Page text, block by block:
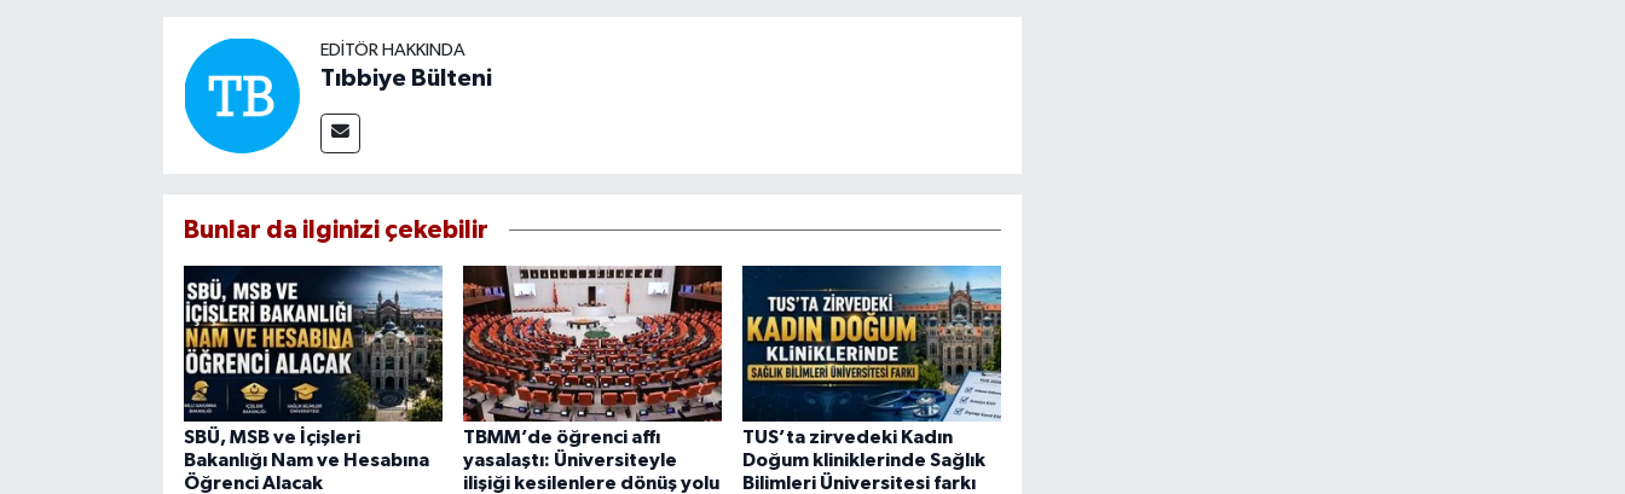
EDITÖR HAKKINDA
Tıbbiye Bülteni
Bunlar da ilginizi çekebilir
SBÜ, MSB ve İçişleri
Bakanlığı Nam ve Hesabına
Öğrenci Alacak
TBMM’de öğrenci affı
yasalaştı: Üniversiteyle
ilişiği kesilenlere dönüş yolu
TUS’ta zirvedeki Kadın
Doğum kliniklerinde Sağlık
Bilimleri Üniversitesi farkı